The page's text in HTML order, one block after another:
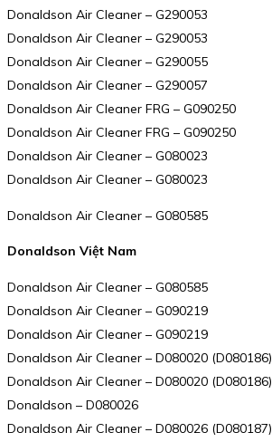
Donaldson Air Cleaner – G290053
Donaldson Air Cleaner – G290053
Donaldson Air Cleaner – G290055
Donaldson Air Cleaner – G290057
Donaldson Air Cleaner FRG – G090250
Donaldson Air Cleaner FRG – G090250
Donaldson Air Cleaner – G080023
Donaldson Air Cleaner – G080023
Donaldson Air Cleaner – G080585
Donaldson Việt Nam
Donaldson Air Cleaner – G080585
Donaldson Air Cleaner – G090219
Donaldson Air Cleaner – G090219
Donaldson Air Cleaner – D080020 (D080186)
Donaldson Air Cleaner – D080020 (D080186)
Donaldson – D080026
Donaldson Air Cleaner – D080026 (D080187)